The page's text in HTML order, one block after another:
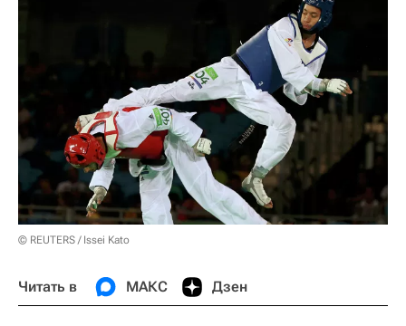
© REUTERS / Issei Kato
Читать в МАКС Дзен